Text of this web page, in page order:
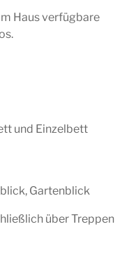
Haus verfügbare
und Einzelbett
Gartenblick
über Treppen